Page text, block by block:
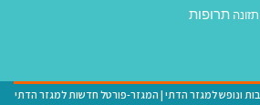
תזונה תרופות
ונופש למגזר הדתי | המגזר-פורטל חדשות למגזר הדתי